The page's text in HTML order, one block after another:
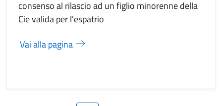
consenso al rilascio ad un figlio minorenne della
Cie valida per l'espatrio
Vai alla pagina